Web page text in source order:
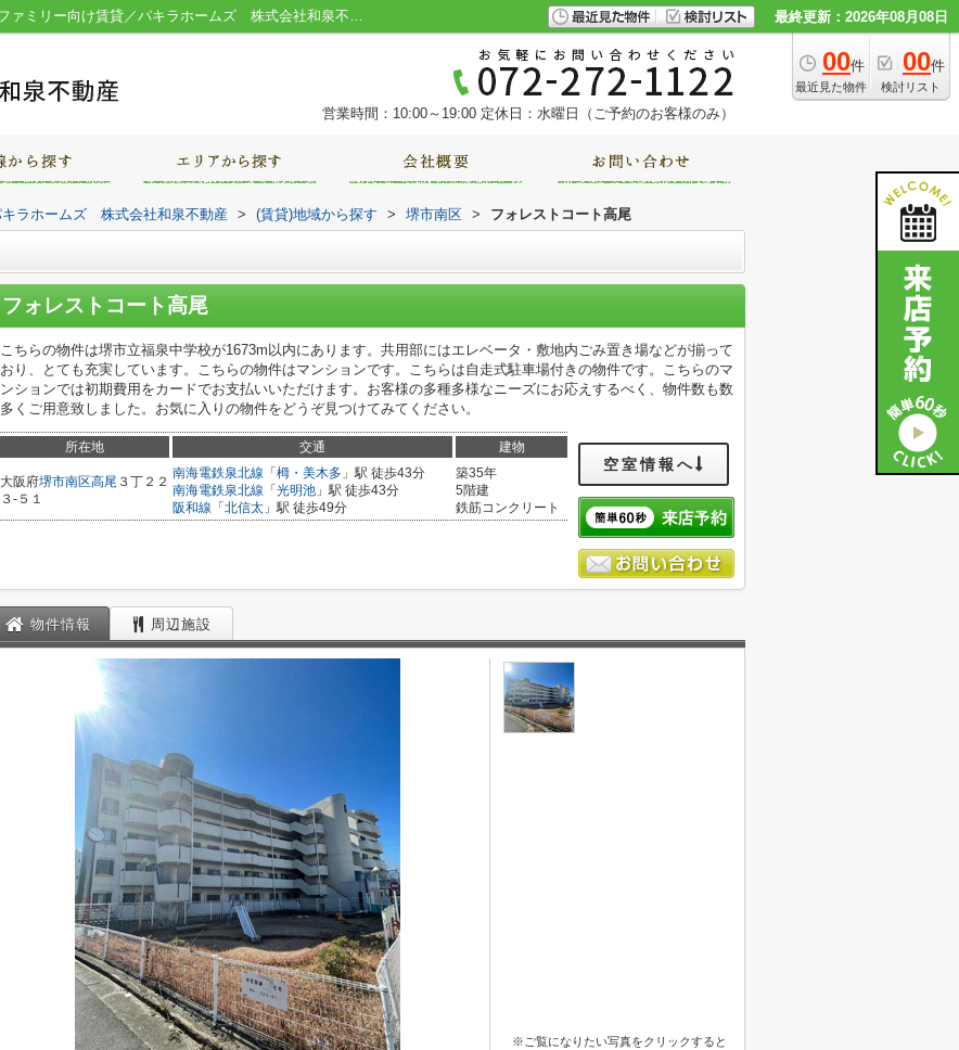
フォレストコート高尾／堺市の一人暮らし・ファミリー向け賃貸／パキラホームズ 株式会社和泉不動産 最終更新：2026年08月08日
00件
最近見た物件
00件
検討リスト
営業時間：10:00～19:00 定休日：水曜日（ご予約のお客様のみ）
キラホームズ 株式会社和泉不動産 > (賃貸)地域から探す > 堺市南区 > フォレストコート高尾
フォレストコート高尾
こちらの物件は堺市立福泉中学校が1673m以内にあります。共用部にはエレベータ・敷地内ごみ置き場などが揃って
おり、とても充実しています。こちらの物件はマンションです。こちらは自走式駐車場付きの物件です。こちらのマ
ンションでは初期費用をカードでお支払いいただけます。お客様の多種多様なニーズにお応えするべく、物件数も数
多くご用意致しました。お気に入りの物件をどうぞ見つけてみてください。
所在地 交通 建物
大阪府堺市南区高尾 ３丁２２
３-５１
南海電鉄泉北線 「 栂・美木多 」駅 徒歩43分
南海電鉄泉北線 「 光明池 」駅 徒歩43分
阪和線 「 北信太 」駅 徒歩49分
築35年
5階建
鉄筋コンクリート
空室情報へ
物件情報 周辺施設
※ご覧になりたい写真をクリックすると